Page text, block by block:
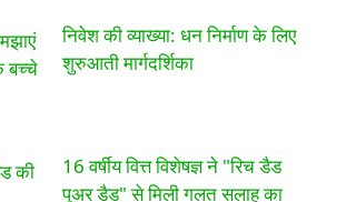
निवेश की व्याख्या: धन निर्माण के लिए
शुरुआती मार्गदर्शिका
16 वर्षीय वित्त विशेषज्ञ ने "रिच डैड
पुअर डैड" से मिली गलत सलाह का